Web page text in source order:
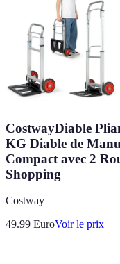
CostwayDiable
KG Diable de
Compact avec 2
Shopping
Costway
49.99 EuroVoir le prix